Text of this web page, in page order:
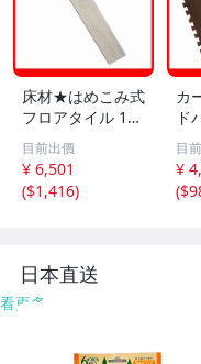
床材★はめこみ式
フロアタイル 12
枚セット 1.5畳/
木目調 フローリ
ング DIY 賃貸OK/
防炎 防水 抗菌 床
目前出價
¥ 6,501
($1,416)
カ
ド
イ
枚
m
ム
目
¥
(
日本直送
看更多